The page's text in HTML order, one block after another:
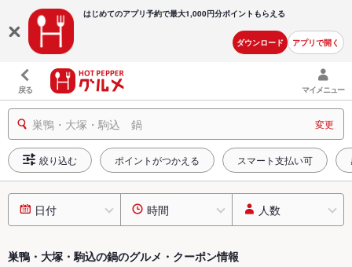
はじめてのアプリ予約で最大1,000円分ポイントもらえる
ダウンロード アプリで開く
戻る マイメニュー
巣鴨・大塚・駒込 鍋 変更
絞り込む ポイントがつかえる スマート支払い可
日付 時間 人数
巣鴨・大塚・駒込の鍋のグルメ・クーポン情報